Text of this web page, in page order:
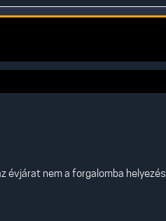
évjárat nem a forgalomba helyezés